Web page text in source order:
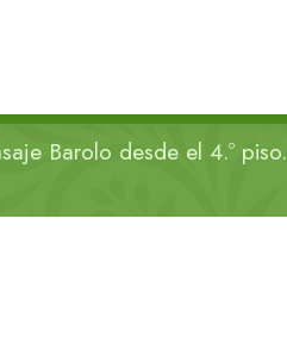
Barolo desde el 4.º piso.